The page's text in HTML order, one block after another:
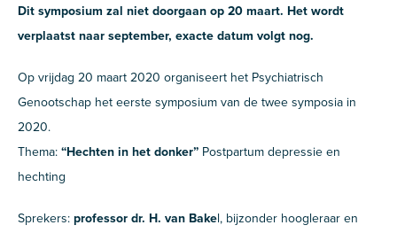
Dit symposium zal niet doorgaan op 20 maart. Het wordt
verplaatst naar september, exacte datum volgt nog.
Op vrijdag 20 maart 2020 organiseert het Psychiatrisch
Genootschap het eerste symposium van de twee symposia in
2020.
Thema: “Hechten in het donker” Postpartum depressie en
hechting
Sprekers: professor dr. H. van Bakel, bijzonder hoogleraar en